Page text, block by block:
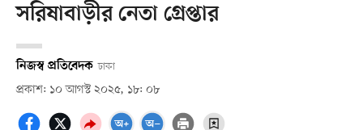
সরিষাবাড়ীর নেতা গ্রেপ্তার
নিজস্ব প্রতিবেদক ঢাকা
প্রকাশ: ১০ আগস্ট ২০২৫, ১৮: ০৮